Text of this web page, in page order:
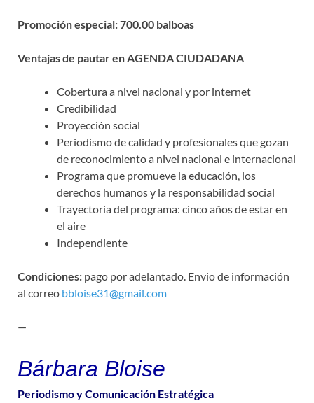
Promoción especial: 700.00 balboas
Ventajas de pautar en AGENDA CIUDADANA
Cobertura a nivel nacional y por internet
Credibilidad
Proyección social
Periodismo de calidad y profesionales que gozan
de reconocimiento a nivel nacional e internacional
Programa que promueve la educación, los
derechos humanos y la responsabilidad social
Trayectoria del programa: cinco años de estar en
el aire
Independiente
Condiciones: pago por adelantado. Envio de información
al correo bbloise31@gmail.com
—
Bárbara Bloise
Periodismo y Comunicación Estratégica